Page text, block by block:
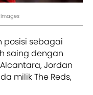
sebagai
saing dengan
Jordan
milik The Reds,